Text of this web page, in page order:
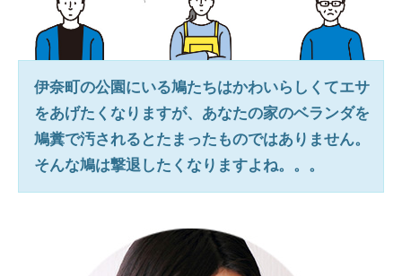
伊奈町の公園にいる鳩たちはかわいらしくてエサ
をあげたくなりますが、あなたの家のベランダを
鳩糞で汚されるとたまったものではありません。
そんな鳩は撃退したくなりますよね。。。